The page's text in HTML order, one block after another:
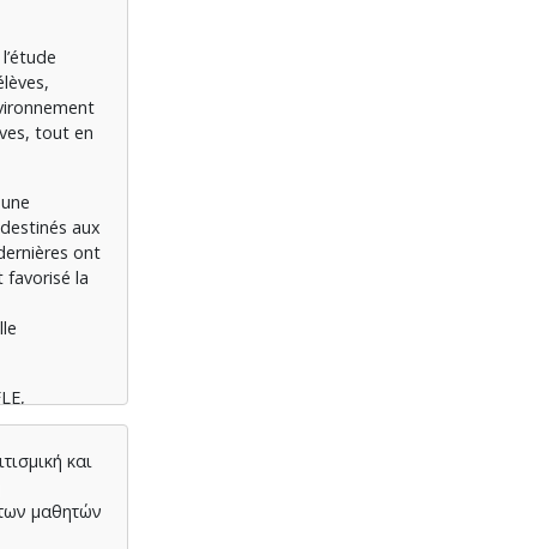
tout en
aux
ont
favorisé la
και
μαθητών